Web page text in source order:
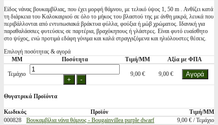
Είδος νάνας βουκαμβίλιας, που έχει μορφή θάμνου, με τελικό ύψος 1, 50 m . Ανθίζει κατά
τη διάρκεια του Καλοκαιριού σε όλο το μήκος του βλαστού της με άνθη μικρά, λευκά που
περιβάλλονται από εντυπωσιακά βράκτυα φύλλα, φούξια ή μώβ χρώματος. Ιδανική για
παραθαλάσσιες φυτεύσεις σε παρτέρια, βραχόκηπους ή γλάστρες. Είναι φυτό ευαίσθητο
στο ψύχος, ενώ προτιμά εδάφη γόνιμα και καλά στραγγιζόμενα και ηλιόλουστες θέσεις.
Επιλογή ποσότητας & αγορά
ΜΜ
Ποσότητα Τιμή/ΜΜ Αξία με ΦΠΑ
Τεμάχιο 9,00 € 9,00 €
Θυγατρικά Προϊόντα
Κωδικός Προϊόν
Τιμή/ΜΜ
000828
Βουκαμβίλια νάνα θάμνος - Bougainvillea purple dwarf
9,00 € / Τεμάχιο